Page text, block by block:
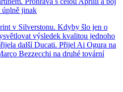
úplně jinak
v Silverstonu. Kdyby šlo jen o
výsledek kvalitou jednoho
další Ducati. Přijel Ai Ogura na
Bezzecchi na druhé tovární